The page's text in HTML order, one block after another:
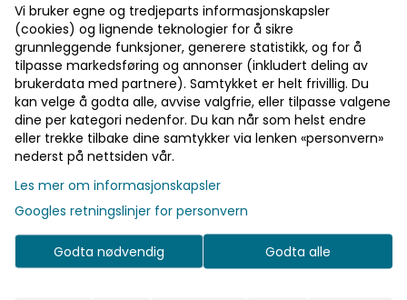
Halv pris på frakt
Informasjon
Produsent
Dokumenter
Vår visjon er å gi våre kunder en unik opplevelse og
Vi bruker egne og tredjeparts informasjonskapsler
(cookies) og lignende teknologier for å sikre
grunnleggende funksjoner, generere statistikk, og for å
tilpasse markedsføring og annonser (inkludert deling av
brukerdata med partnere). Samtykket er helt frivillig. Du
kan velge å godta alle, avvise valgfrie, eller tilpasse valgene
dine per kategori nedenfor. Du kan når som helst endre
eller trekke tilbake dine samtykker via lenken «personvern»
nederst på nettsiden vår.
Les mer om informasjonskapsler
Googles retningslinjer for personvern
Godta nødvendig Godta alle